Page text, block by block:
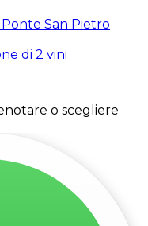
San Pietro
di 2 vini
o scegliere